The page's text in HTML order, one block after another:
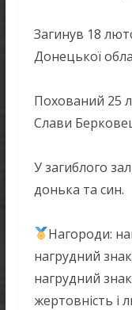
Загинув 18
Донецької
Похований 25
Слави
У загиблого
донька та син.
Нагороди:
нагрудний
нагрудний
жертовність і